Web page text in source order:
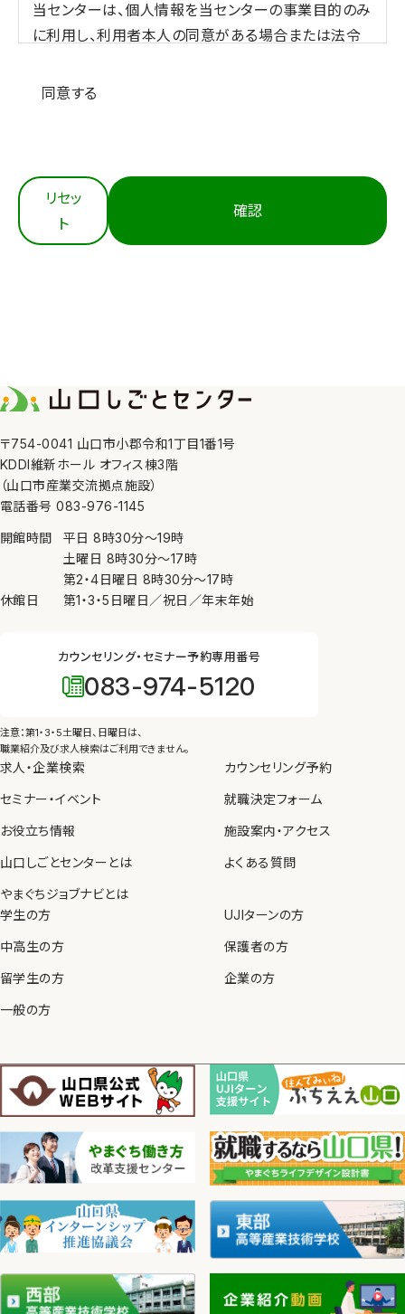
当センターは、個人情報を当センターの事業目的のみ
に利用し、利用者本人の同意がある場合または法令
3. 適切な取得
4. 内容の正確性の確保
当センターは、利用目的の達成に必要な範囲におい
て、個人情報を正確かつ最新の内容に保つよう努めま
す。
6. 第三者への提供
当センターは、①利用者本人の同意がある場合、②法
令の定める場合、③人の生命、身体又は財産の保護の
の健全な育成の推進のために特に必要がある場合
（③、④については本人の同意を得ることが困難であ
るとき）を除き、個人情報を第三者に提供しません。
当センターは、個人情報の保護を図るため、内部規則
を制定し、職員に遵守させるとともに、教育、啓発を実
8. 苦情の申し出・問い合わせ先
当センターが管理している個人情報の取り扱いについ
て苦情や問い合わせがあった場合、個人情報保護法
等の法令にしたがって、適切かつ迅速に対応します。
同意する
リセッ
ト
確認
〒754-0041 山口市小郡令和1丁目1番1号
KDDI維新ホール オフィス棟3階
（山口市産業交流拠点施設）
電話番号 083-976-1145
開館時間 平日8時30分〜19時
土曜日 8時30分〜17時
第2・4日曜日 8時30分〜17時
休館日
第1・3・5日曜日／祝日／年末年始
カウンセリング・セミナー予約専用番号
083-974-5120
注意：第1・3・5土曜日、日曜日は、
職業紹介及び求人検索はご利用できません。
求人・企業検索
セミナー・イベント
お役立ち情報
山口しごとセンターとは
やまぐちジョブナビとは
カウンセリング予約
就職決定フォーム
施設案内・アクセス
よくある質問
学生の方
中高生の方
留学生の方
一般の方
UJIターンの方
保護者の方
企業の方